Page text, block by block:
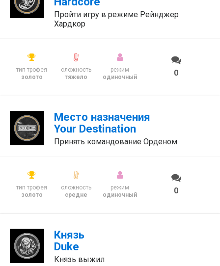
Пройти игру в режиме Рейнджер
Хардкор
тип трофея
золото
сложность
тяжело
режим
одиночный
0
Место назначения
Your Destination
Принять командование Орденом
тип трофея
золото
сложность
средне
режим
одиночный
0
Князь
Duke
Князь выжил